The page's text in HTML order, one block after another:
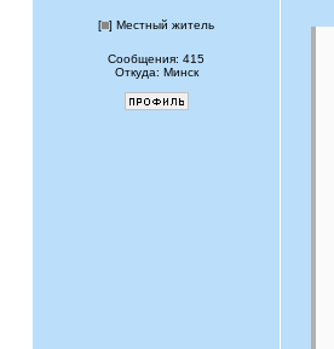
[ ] Местный житель
Сообщения: 415
Откуда: Минск